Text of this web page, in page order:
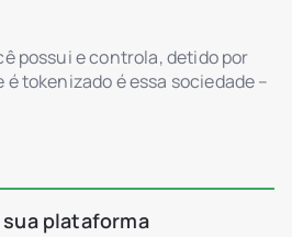
possui e controla, detido por
é tokenizado é essa sociedade –
plataforma